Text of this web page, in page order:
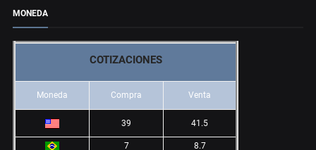
MONEDA
COTIZACIONES
Moneda Compra Venta
39 41.5
7 8.7